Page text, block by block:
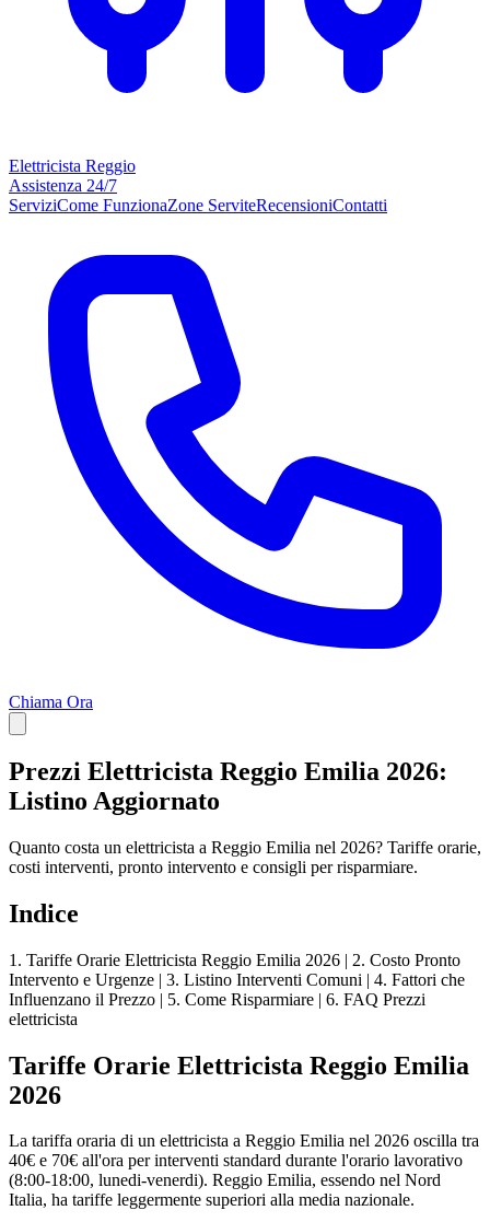
Elettricista Reggio
Assistenza 24/7
ServiziCome FunzionaZone ServiteRecensioniContatti
Chiama Ora
Prezzi Elettricista Reggio Emilia 2026:
Listino Aggiornato
Quanto costa un elettricista a Reggio Emilia nel 2026? Tariffe orarie,
costi interventi, pronto intervento e consigli per risparmiare.
Indice
1. Tariffe Orarie Elettricista Reggio Emilia 2026 | 2. Costo Pronto
Intervento e Urgenze | 3. Listino Interventi Comuni | 4. Fattori che
Influenzano il Prezzo | 5. Come Risparmiare | 6. FAQ Prezzi
elettricista
Tariffe Orarie Elettricista Reggio Emilia
2026
La tariffa oraria di un elettricista a Reggio Emilia nel 2026 oscilla tra
40€ e 70€ all'ora per interventi standard durante l'orario lavorativo
(8:00-18:00, lunedi-venerdi). Reggio Emilia, essendo nel Nord
Italia, ha tariffe leggermente superiori alla media nazionale.